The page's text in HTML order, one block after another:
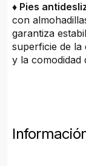
♦ Pies
con
garantiza
superficie de la
y la